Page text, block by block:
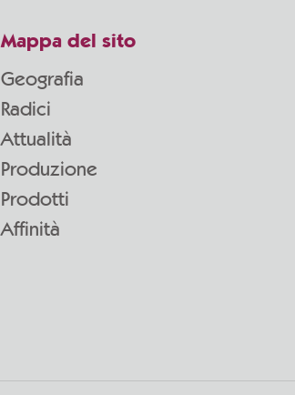
Mappa del sito
Geografia
Radici
Attualità
Produzione
Prodotti
Affinità